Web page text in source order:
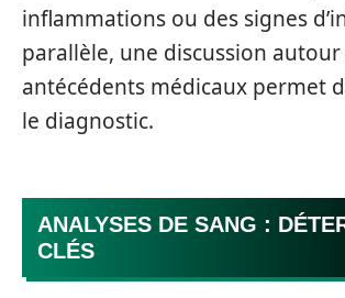
inflammations ou des signes
parallèle, une discussion autour
antécédents médicaux permet
le diagnostic.
ANALYSES DE SANG :
CLÉS